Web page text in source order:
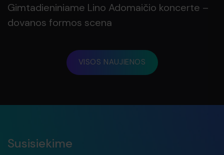
Gimtadieniniame Lino Adomaičio koncerte –
dovanos formos scena
VISOS NAUJIENOS
Susisiekime